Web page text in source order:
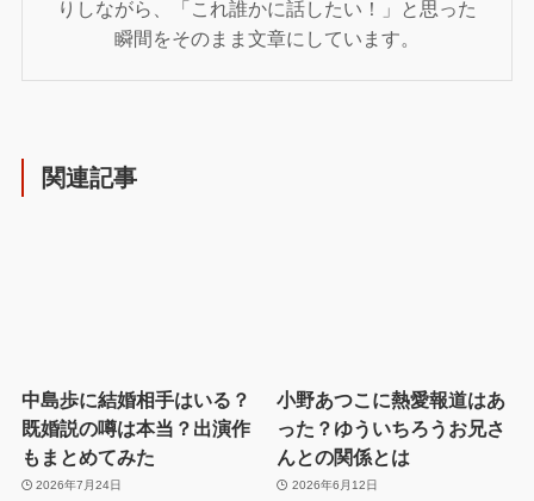
りしながら、「これ誰かに話したい！」と思った
瞬間をそのまま文章にしています。
関連記事
中島歩に結婚相手はいる？
既婚説の噂は本当？出演作
もまとめてみた
2026年7月24日
小野あつこに熱愛報道はあ
った？ゆういちろうお兄さ
んとの関係とは
2026年6月12日